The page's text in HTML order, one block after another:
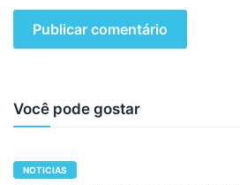
Você pode gostar
NOTICIAS